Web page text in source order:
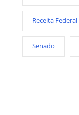
Receita Federal
Senado